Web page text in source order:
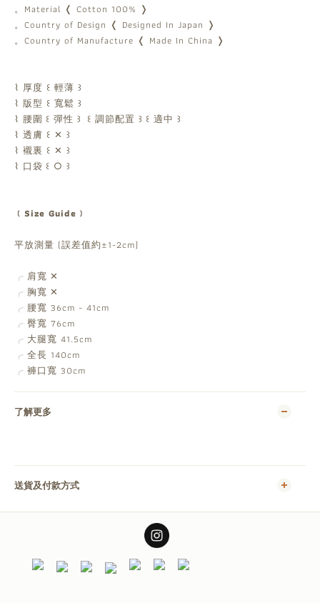
。Material ❬ Cotton 100% ❭
。Country of Design ❬ Designed In Japan ❭
。Country of Manufacture ❬ Made In China ❭
⌇ 厚度 ꒰ 輕薄 ꒱
⌇ 版型 ꒰ 寬鬆 ꒱
⌇ 腰圍 ꒰ 彈性 ꒱ ꒰ 調節配置 ꒱ ꒰ 適中 ꒱
⌇ 透膚 ꒰ ✕ ꒱
⌇ 襯裏 ꒰ ✕ ꒱
⌇ 口袋 ꒰ ○ ꒱
﹝Size Guide﹞
平放測量 (誤差值約±1-2cm)
╭ 肩寬 ✕
╭ 胸寬 ✕
╭ 腰寬 36cm - 41cm
╭ 臀寬 76cm
╭ 大腿寬 41.5cm
╭ 全長 140cm
╭ 褲口寬 30cm
了解更多
送貨及付款方式